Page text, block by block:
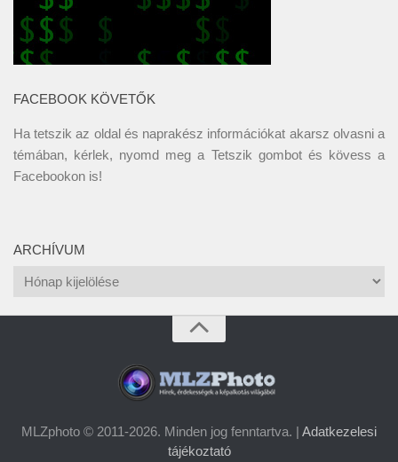
FACEBOOK KÖVETŐK
Ha tetszik az oldal és naprakész információkat akarsz olvasni a
témában, kérlek, nyomd meg a Tetszik gombot és kövess a
Facebookon is!
ARCHÍVUM
Archívum
MLZphoto © 2011-2026. Minden jog fenntartva. | Adatkezelesi
tájékoztató